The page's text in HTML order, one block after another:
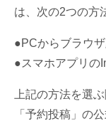
は、次の2つの方
●PCからブラウ
●スマホアプリの
上記の方法を選
「予約投稿」の